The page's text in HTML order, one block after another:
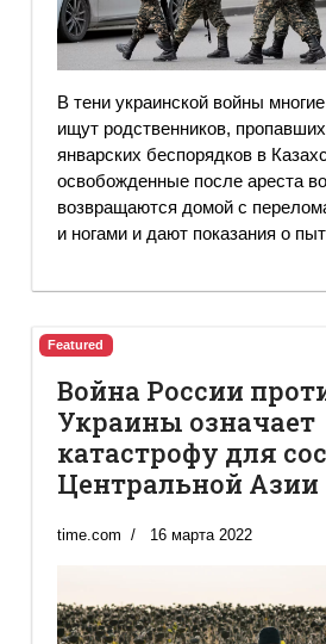
В тени украинской войны
ищут родственников,
январских беспорядков в
освобожденные после ареста
возвращаются домой с
и ногами и дают показания о
Featured
Война России
Украины означает
катастрофу для
Центральной Азии
time.com 16 марта 2022